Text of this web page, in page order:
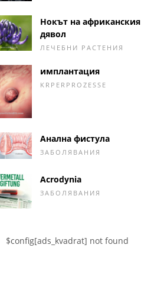
Нокът на африканския
дявол
ЛЕЧЕБНИ РАСТЕНИЯ
имплантация
KRPERPROZESSE
Анална фистула
ЗАБОЛЯВАНИЯ
Acrodynia
ЗАБОЛЯВАНИЯ
$config[ads_kvadrat] not found